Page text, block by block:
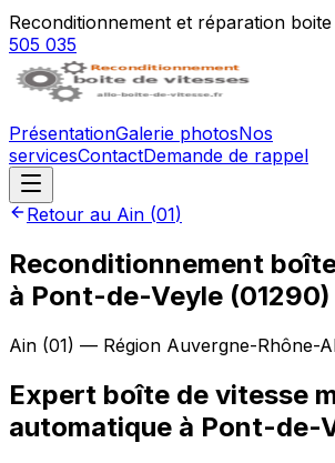
Reconditionnement et réparation boite
505 035
PrésentationGalerie photosNos
servicesContactDemande de rappel
Retour au Ain (01)
Reconditionnement
à Pont-de-Veyle (01290)
Ain (01) — Région Auvergne-Rhône-
Expert boîte de vitesse
automatique à Pont-de-